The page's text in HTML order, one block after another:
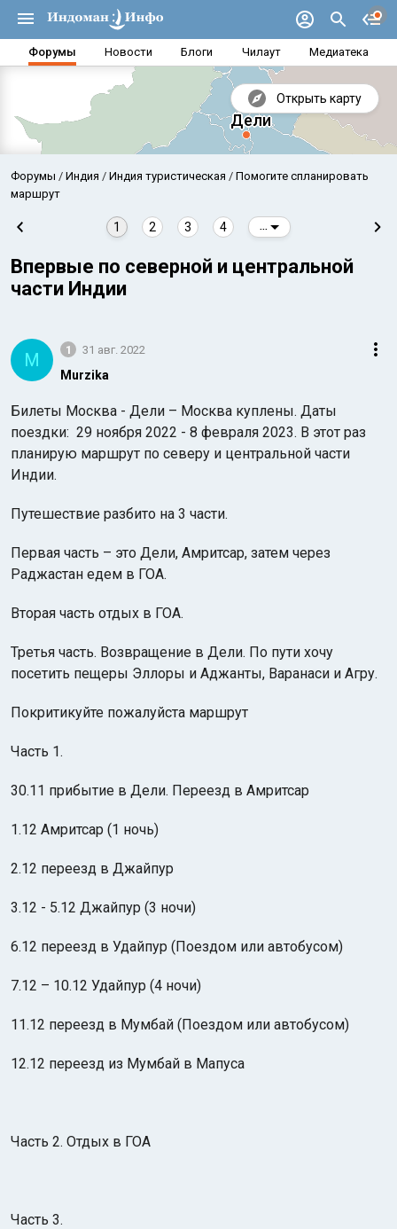
Форумы Новости Блоги Чилаут Медиатека
Открыть карту
Аравийское море
Форумы Индия Индия туристическая
Помогите спланировать
маршрут
1 2 3 4
Впервые по северной и центральной
части Индии
M 1 31 авг. 2022
Murzika
Билеты Москва - Дели – Москва куплены. Даты
поездки: 29 ноября 2022 - 8 февраля 2023. В этот раз
планирую маршрут по северу и центральной части
Индии.
Путешествие разбито на 3 части.
Первая часть – это Дели, Амритсар, затем через
Раджастан едем в ГОА.
Вторая часть отдых в ГОА.
Третья часть. Возвращение в Дели. По пути хочу
посетить пещеры Эллоры и Аджанты, Варанаси и Агру.
Покритикуйте пожалуйста маршрут
Часть 1.
30.11 прибытие в Дели. Переезд в Амритсар
1.12 Амритсар (1 ночь)
2.12 переезд в Джайпур
3.12 - 5.12 Джайпур (3 ночи)
6.12 переезд в Удайпур (Поездом или автобусом)
7.12 – 10.12 Удайпур (4 ночи)
11.12 переезд в Мумбай (Поездом или автобусом)
12.12 переезд из Мумбай в Мапуса
Часть 2. Отдых в ГОА
Часть 3.